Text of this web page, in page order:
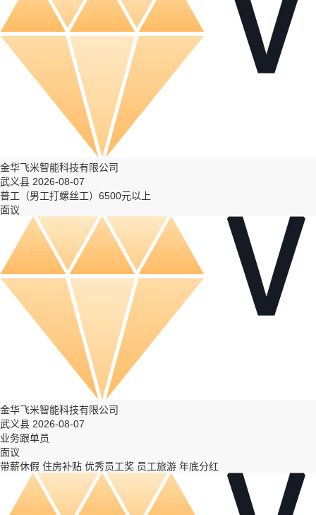
金华飞米智能科技有限公司
武义县 2026-08-07
普工（男工打螺丝工）6500元以上
面议
金华飞米智能科技有限公司
武义县 2026-08-07
业务跟单员
面议
带薪休假 住房补贴 优秀员工奖 员工旅游 年底分红